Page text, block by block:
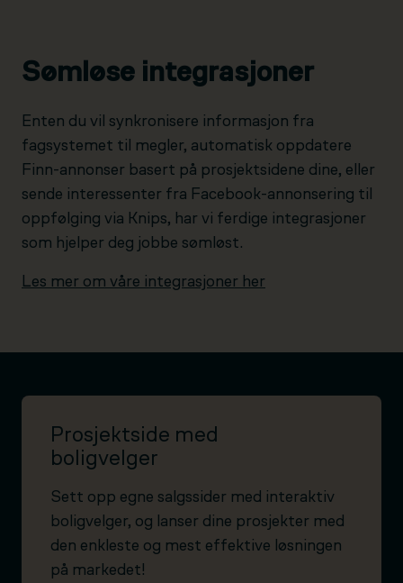
Sømløse integrasjoner
Enten du vil synkronisere informasjon fra
fagsystemet til megler, automatisk oppdatere
Finn-annonser basert på prosjektsidene dine, eller
sende interessenter fra Facebook-annonsering til
oppfølging via Knips, har vi ferdige integrasjoner
som hjelper deg jobbe sømløst.
Les mer om våre integrasjoner her
Prosjektside med
boligvelger
Sett opp egne salgssider med interaktiv
boligvelger, og lanser dine prosjekter med
den enkleste og mest effektive løsningen
på markedet!